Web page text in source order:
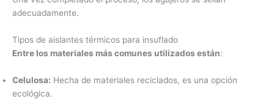
adecuadamente.
Tipos de aislantes térmicos para insuflado
Entre los materiales más comunes utilizados están:
Celulosa: Hecha de materiales reciclados, es una opción
ecológica.